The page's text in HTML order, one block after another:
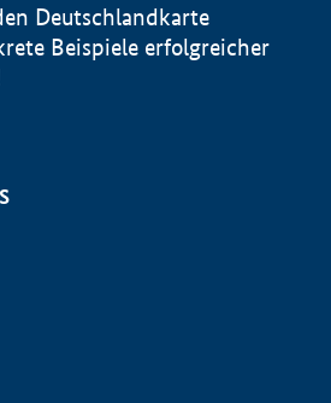
Deutschlandkarte
Beispiele erfolgreicher